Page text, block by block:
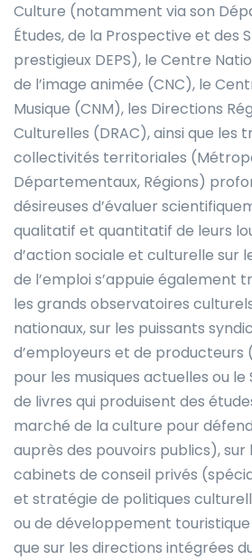
Culture (notamment via son
Études, de la Prospective et des
prestigieux DEPS), le Centre
de l’image animée (CNC), le
Musique (CNM), les Directions
Culturelles (DRAC), ainsi que les
collectivités territoriales
Départementaux, Régions)
désireuses d’évaluer
qualitatif et quantitatif de leurs
d’action sociale et culturelle sur
de l’emploi s’appuie également
les grands observatoires
nationaux, sur les puissants
d’employeurs et de producteurs
pour les musiques actuelles ou le
de livres qui produisent des
marché de la culture pour
auprès des pouvoirs publics), sur
cabinets de conseil privés
et stratégie de politiques
ou de développement
que sur les directions intégrées